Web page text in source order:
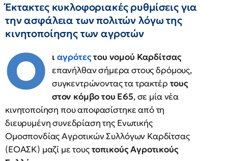
Έκτακτες κυκλοφοριακές ρυθμίσεις για
την ασφάλεια των πολιτών λόγω της
κινητοποίησης των αγροτών
Ο ιαγρότεςτου νομού Καρδίτσας
επανήλθαν σήμερα στους δρόμους,
συγκεντρώνοντας τα τρακτέρ τους
στον κόμβο του Ε65, σε μία νέα
κινητοποίηση που αποφασίστηκε από τη
διευρυμένη συνεδρίαση της Ενωτικής
Ομοσπονδίας Αγροτικών Συλλόγων Καρδίτσας
(ΕΟΑΣΚ) μαζί με τουςτοπικούς Αγροτικούς